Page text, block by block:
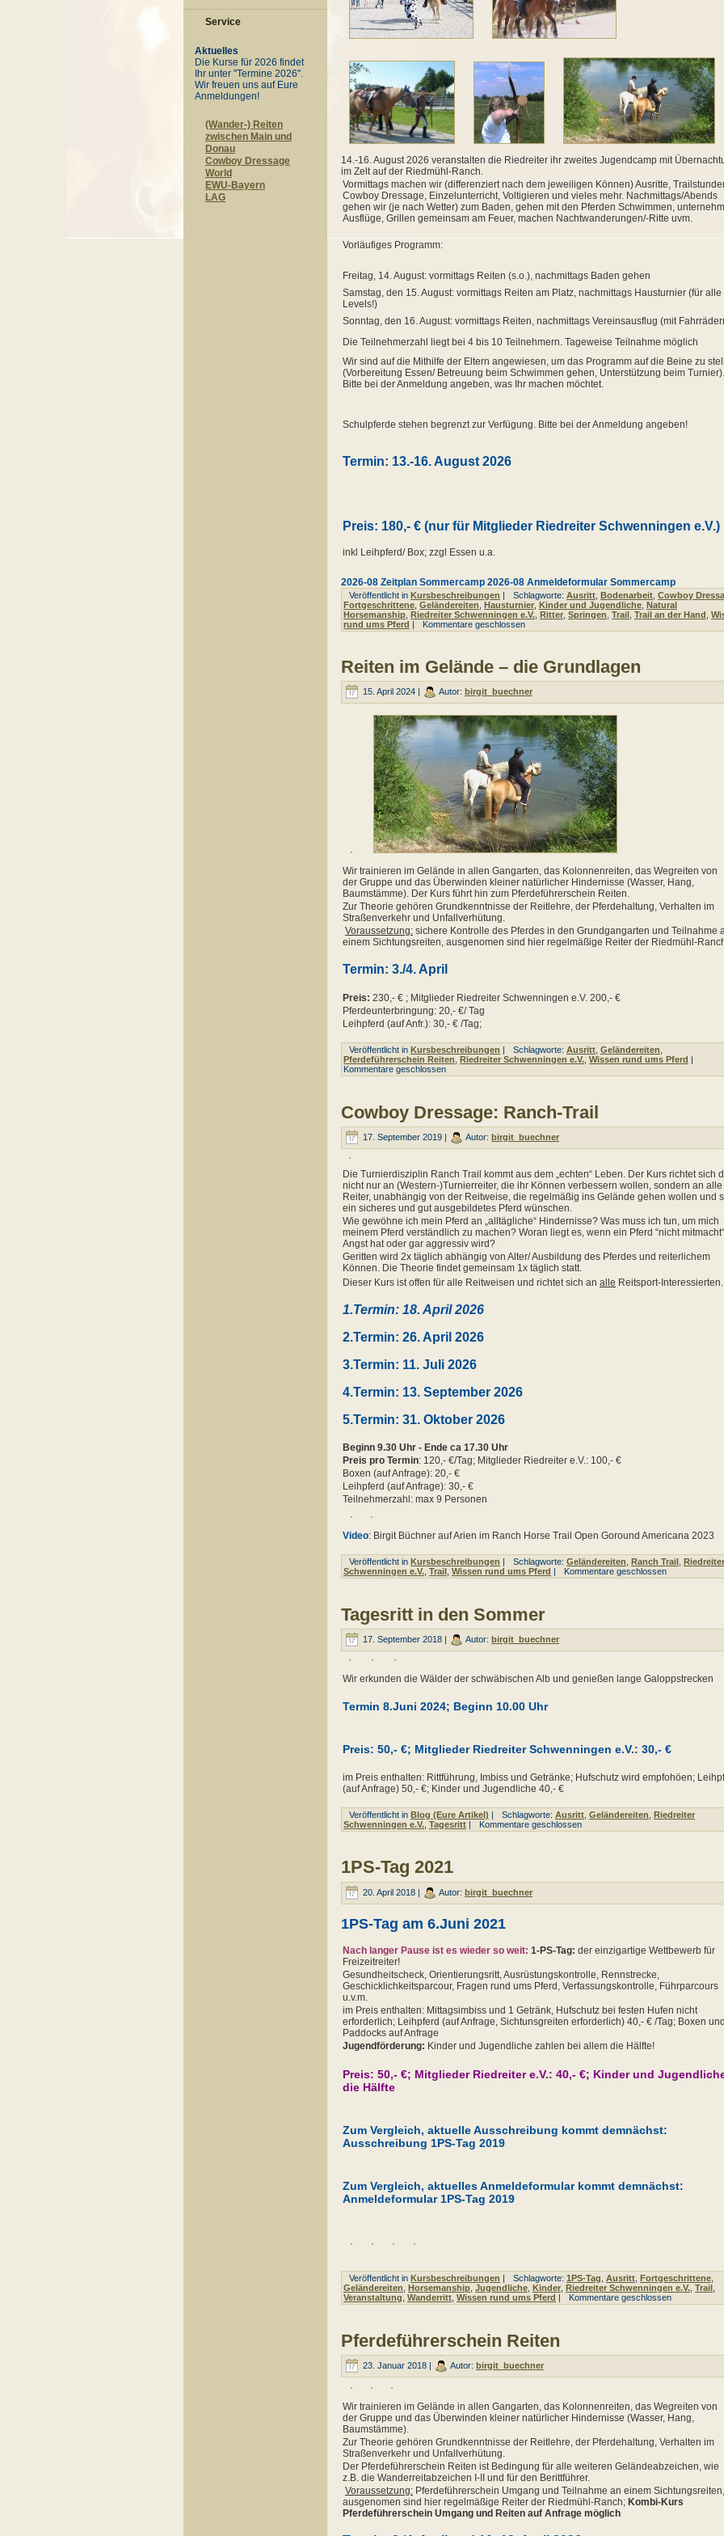
Service
Aktuelles
Die Kurse für 2026 findet
Ihr unter "Termine 2026".
Wir freuen uns auf Eure
Anmeldungen!
(Wander-) Reiten
zwischen Main und
Donau
Cowboy Dressage
World
EWU-Bayern
LAG
14.-16. August 2026 veranstalten die Riedreiter ihr zweites Jugendcamp mit
im Zelt auf der Riedmühl-Ranch.
Vormittags machen wir (differenziert nach dem jeweiligen Können) Ausritte,
Cowboy Dressage, Einzelunterricht, Voltigieren und vieles mehr. Nachmittags/Abends
gehen wir (je nach Wetter) zum Baden, gehen mit den Pferden Schwimmen,
Ausflüge, Grillen gemeinsam am Feuer, machen Nachtwanderungen/-Ritte uvm.
Vorläufiges Programm:
Freitag, 14. August: vormittags Reiten (s.o.), nachmittags Baden gehen
Samstag, den 15. August: vormittags Reiten am Platz, nachmittags Hausturnier (für alle
Levels!)
Sonntag, den 16. August: vormittags Reiten, nachmittags Vereinsausflug (mit
Die Teilnehmerzahl liegt bei 4 bis 10 Teilnehmern. Tageweise Teilnahme möglich
Wir sind auf die Mithilfe der Eltern angewiesen, um das Programm auf die Beine zu
(Vorbereitung Essen/ Betreuung beim Schwimmen gehen, Unterstützung beim Turnier).
Bitte bei der Anmeldung angeben, was Ihr machen möchtet.
Schulpferde stehen begrenzt zur Verfügung. Bitte bei der Anmeldung angeben!
Termin: 13.-16. August 2026
Preis: 180,- € (nur für Mitglieder Riedreiter Schwenningen e.V.)
inkl Leihpferd/ Box; zzgl Essen u.a.
2026-08 Zeitplan Sommercamp 2026-08 Anmeldeformular Sommercamp
Veröffentlicht in Kursbeschreibungen | Schlagworte: Ausritt Bodenarbeit Cowboy
Fortgeschrittene Geländereiten Hausturnier Kinder und Jugendliche Natural
Horsemanship Riedreiter Schwenningen e.V. Ritter Springen Trail Trail an der Hand
rund ums Pferd | Kommentare geschlossen
Reiten im Gelände – die Grundlagen
15. April 2024 | Autor: birgit_buechner
Wir trainieren im Gelände in allen Gangarten, das Kolonnenreiten, das Wegreiten von
der Gruppe und das Überwinden kleiner natürlicher Hindernisse (Wasser, Hang,
Baumstämme). Der Kurs führt hin zum Pferdeführerschein Reiten.
Zur Theorie gehören Grundkenntnisse der Reitlehre, der Pferdehaltung, Verhalten im
Straßenverkehr und Unfallverhütung.
Voraussetzung: sichere Kontrolle des Pferdes in den Grundgangarten und Teilnahme
einem Sichtungsreiten, ausgenomen sind hier regelmäßige Reiter der Riedmühl-
Termin: 3./4. April
Preis: 230,- € ; Mitglieder Riedreiter Schwenningen e.V. 200,- €
Pferdeunterbringung: 20,- €/ Tag
Leihpferd (auf Anfr.): 30,- € /Tag;
Veröffentlicht in Kursbeschreibungen Schlagworte: Ausritt Geländereiten
Pferdeführerschein Reiten
Riedreiter Schwenningen e.V. Wissen rund ums Pferd
Kommentare geschlossen
Cowboy Dressage: Ranch-Trail
17. September 2019 | Autor: birgit_buechner
Die Turnierdisziplin Ranch Trail kommt aus dem „echten“ Leben. Der Kurs richtet sich
nicht nur an (Western-)Turnierreiter, die ihr Können verbessern wollen, sondern an alle
Reiter, unabhängig von der Reitweise, die regelmäßig ins Gelände gehen wollen und
ein sicheres und gut ausgebildetes Pferd wünschen.
Wie gewöhne ich mein Pferd an „alltägliche“ Hindernisse? Was muss ich tun, um mich
meinem Pferd verständlich zu machen? Woran liegt es, wenn ein Pferd “nicht
Angst hat oder gar aggressiv wird?
Geritten wird 2x täglich abhängig von Alter/ Ausbildung des Pferdes und reiterlichem
Können. Die Theorie findet gemeinsam 1x täglich statt.
Dieser Kurs ist offen für alle Reitweisen und richtet sich an alle Reitsport-Interessierten.
1.Termin: 18. April 2026
2.Termin: 26. April 2026
3.Termin: 11. Juli 2026
4.Termin: 13. September 2026
5.Termin: 31. Oktober 2026
Beginn 9.30 Uhr - Ende ca 17.30 Uhr
Preis pro Termin: 120,- €/Tag; Mitglieder Riedreiter e.V.: 100,- €
Boxen (auf Anfrage): 20,- €
Leihpferd (auf Anfrage): 30,- €
Teilnehmerzahl: max 9 Personen
Video: Birgit Büchner auf Arien im Ranch Horse Trail Open Goround Americana 2023
Veröffentlicht in Kursbeschreibungen | Schlagworte: Geländereiten Ranch Trail Riedreiter
Schwenningen e.V. Trail Wissen rund ums Pferd | Kommentare geschlossen
Tagesritt in den Sommer
17. September 2018 | Autor: birgit_buechner
Wir erkunden die Wälder der schwäbischen Alb und genießen lange Galoppstrecken
Termin 8.Juni 2024; Beginn 10.00 Uhr
Preis: 50,- €; Mitglieder Riedreiter Schwenningen e.V.: 30,- €
im Preis enthalten: Rittführung, Imbiss und Getränke; Hufschutz wird empfohöen;
(auf Anfrage) 50,- €; Kinder und Jugendliche 40,- €
Veröffentlicht in Blog (Eure Artikel) | Schlagworte: Ausritt Geländereiten Riedreiter
Schwenningen e.V. Tagesritt | Kommentare geschlossen
1PS-Tag 2021
20. April 2018 | Autor: birgit_buechner
1PS-Tag am 6.Juni 2021
Nach langer Pause ist es wieder so weit: 1-PS-Tag: der einzigartige Wettbewerb für
Freizeitreiter!
Gesundheitscheck, Orientierungsritt, Ausrüstungskontrolle, Rennstrecke,
Geschicklichkeitsparcour, Fragen rund ums Pferd, Verfassungskontrolle, Führparcours
u.v.m.
im Preis enthalten: Mittagsimbiss und 1 Getränk, Hufschutz bei festen Hufen nicht
erforderlich; Leihpferd (auf Anfrage, Sichtunsgreiten erforderlich) 40,- € /Tag; Boxen
Paddocks auf Anfrage
Jugendförderung: Kinder und Jugendliche zahlen bei allem die Hälfte!
Preis: 50,- €; Mitglieder Riedreiter e.V.: 40,- €; Kinder und
die Hälfte
Zum Vergleich, aktuelle Ausschreibung kommt demnächst:
Ausschreibung 1PS-Tag 2019
Zum Vergleich, aktuelles Anmeldeformular kommt demnächst:
Anmeldeformular 1PS-Tag 2019
Veröffentlicht in Kursbeschreibungen Schlagworte: 1PS-Tag, Ausritt, Fortgeschrittene,
Geländereiten, Horsemanship, Jugendliche, Kinder, Riedreiter Schwenningen e.V., Trail ,
Veranstaltung, Wanderritt, Wissen rund ums Pferd Kommentare geschlossen
Pferdeführerschein Reiten
23. Januar 2018 | Autor: birgit_buechner
Wir trainieren im Gelände in allen Gangarten, das Kolonnenreiten, das Wegreiten von
der Gruppe und das Überwinden kleiner natürlicher Hindernisse (Wasser, Hang,
Baumstämme).
Zur Theorie gehören Grundkenntnisse der Reitlehre, der Pferdehaltung, Verhalten im
Straßenverkehr und Unfallverhütung.
Der Pferdeführerschein Reiten ist Bedingung für alle weiteren Geländeabzeichen, wie
z.B. die Wanderreitabzeichen I-II und für den Berittführer.
Voraussetzung: Pferdeführerschein Umgang und Teilnahme an einem Sichtungsreiten,
ausgenomen sind hier regelmäßige Reiter der Riedmühl-Ranch; Kombi-Kurs
Pferdeführerschein Umgang und Reiten auf Anfrage möglich